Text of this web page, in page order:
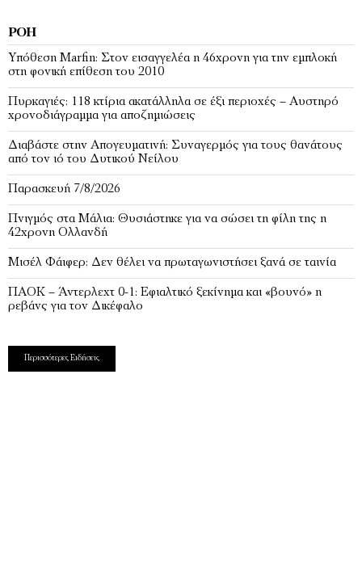
ΡΟΉ
Υπόθεση Marfin: Στον εισαγγελέα η 46χρονη για την εμπλοκή
στη φονική επίθεση του 2010
Πυρκαγιές: 118 κτίρια ακατάλληλα σε έξι περιοχές – Αυστηρό
χρονοδιάγραμμα για αποζημιώσεις
Διαβάστε στην Απογευματινή: Συναγερμός για τους θανάτους
από τον ιό του Δυτικού Νείλου
Παρασκευή 7/8/2026
Πνιγμός στα Μάλια: Θυσιάστηκε για να σώσει τη φίλη της η
42χρονη Ολλανδή
Μισέλ Φάιφερ: Δεν θέλει να πρωταγωνιστήσει ξανά σε ταινία
ΠΑΟΚ – Άντερλεχτ 0-1: Εφιαλτικό ξεκίνημα και «βουνό» η
ρεβάνς για τον Δικέφαλο
Περισσότερες Ειδήσεις